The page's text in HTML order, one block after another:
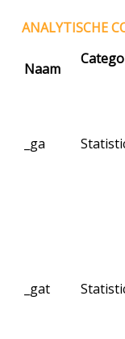
ANALYTISCHE
Naam
_ga
_gat